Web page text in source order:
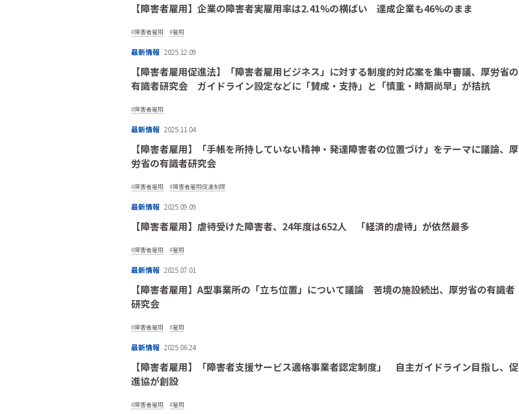
【障害者雇用】企業の障害者実雇用率は2.41%の横ばい 達成企業も46%のまま
障害者雇用 雇用
最新情報 2025.12.09
【障害者雇用促進法】「障害者雇用ビジネス」に対する制度的対応案を集中審議、厚労省の
有識者研究会 ガイドライン設定などに「賛成・支持」と「慎重・時期尚早」が拮抗
障害者雇用
最新情報 2025.11.04
【障害者雇用】「手帳を所持していない精神・発達障害者の位置づけ」をテーマに議論、厚
労省の有識者研究会
障害者雇用 障害者雇用促進制度
最新情報 2025.09.09
【障害者雇用】虐待受けた障害者、24年度は652人 「経済的虐待」が依然最多
障害者雇用 雇用
最新情報 2025.07.01
【障害者雇用】A型事業所の「立ち位置」について議論 苦境の施設続出、厚労省の有識者
研究会
障害者雇用 雇用
最新情報 2025.06.24
【障害者雇用】「障害者支援サービス適格事業者認定制度」 自主ガイドライン目指し、促
進協が創設
障害者雇用 雇用